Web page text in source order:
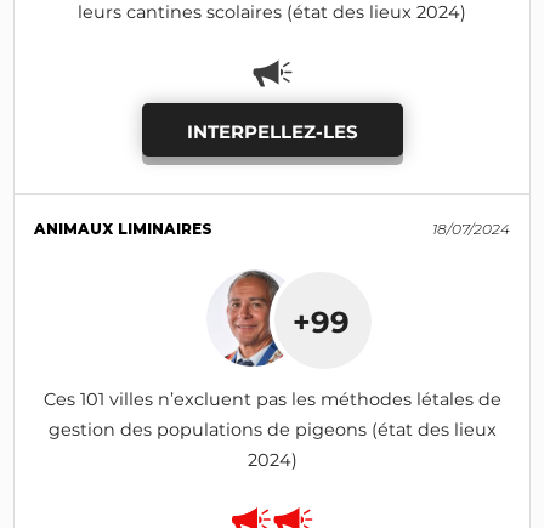
leurs cantines scolaires (état des lieux 2024)
INTERPELLEZ-LES
ANIMAUX LIMINAIRES 18/07/2024
+99
Ces 101 villes n’excluent pas les méthodes létales de
gestion des populations de pigeons (état des lieux
2024)